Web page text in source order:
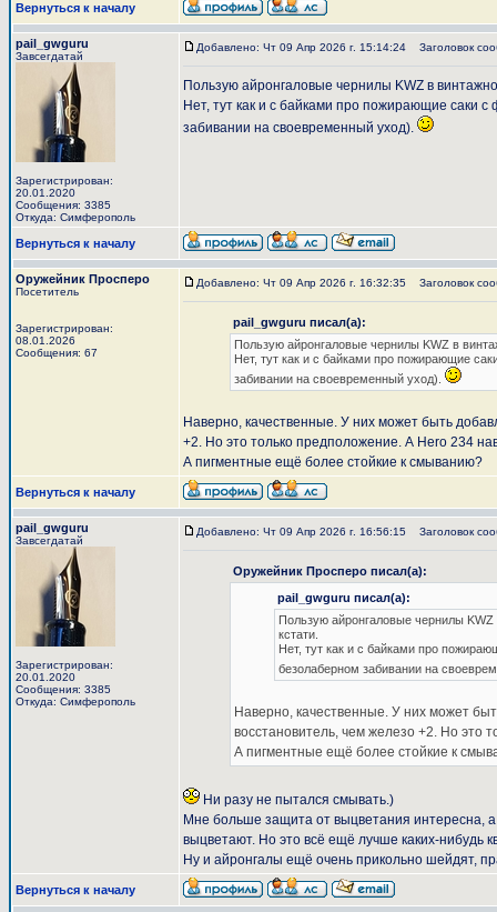
Вернуться к началу
pail_gwguru
Завсегдатай
Зарегистрирован:
20.01.2020
Сообщения: 3385
Откуда: Симферополь
Добавлено: Чт 09 Апр 2026 г. 15:14:24 Заголовок
Пользую айронгаловые чернилы KWZ в
Нет, тут как и с байками про пожирающие саки
забивании на своевременный уход).
Вернуться к началу
Оружейник Просперо
Посетитель
Зарегистрирован:
08.01.2026
Сообщения: 67
Добавлено: Чт 09 Апр 2026 г. 16:32:35 Заголовок
pail_gwguru писал(а):
Пользую айронгаловые чернилы KWZ в
Нет, тут как и с байками про пожирающие
забивании на своевременный уход).
Наверно, качественные. У них может быть
+2. Но это только предположение. А Hero 234
А пигментные ещё более стойкие к смыванию?
Вернуться к началу
pail_gwguru
Завсегдатай
Зарегистрирован:
20.01.2020
Сообщения: 3385
Откуда: Симферополь
Добавлено: Чт 09 Апр 2026 г. 16:56:15 Заголовок
Оружейник Просперо писал(а):
pail_gwguru писал(а):
Пользую айронгаловые чернилы KWZ
кстати.
Нет, тут как и с байками про
безолаберном забивании на
Наверно, качественные. У них может
восстановитель, чем железо +2. Но это
А пигментные ещё более стойкие к
Ни разу не пытался смывать.)
Мне больше защита от выцветания интересна,
выцветают. Но это всё ещё лучше каких-нибудь
Ну и айронгалы ещё очень прикольно шейдят,
Вернуться к началу